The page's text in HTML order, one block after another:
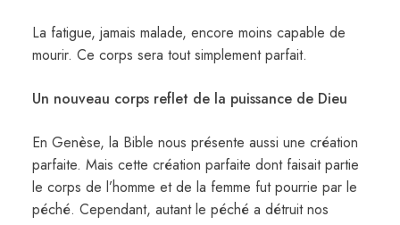
La fatigue, jamais malade, encore moins capable de
mourir. Ce corps sera tout simplement parfait.
Un nouveau corps reflet de la puissance de Dieu
En Genèse, la Bible nous présente aussi une création
parfaite. Mais cette création parfaite dont faisait partie
le corps de l’homme et de la femme fut pourrie par le
péché. Cependant, autant le péché a détruit nos